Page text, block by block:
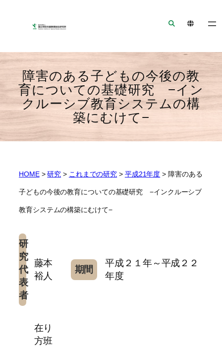
シ
ジ
ャ
ン
へ
ジ
へ
プ
障害のある子どもの今後の教
育についての基礎研究 −イン
クルーシブ教育システムの構
築にむけて−
HOME>研究 > これまでの研究 > 平成21年度 > 障害のある
子どもの今後の教育についての基礎研究 −インクルーシブ
教育システムの構築にむけて−
研
究
代
表
者
藤本
裕人
期間
平成２１年～平成２２
年度
在り
方班